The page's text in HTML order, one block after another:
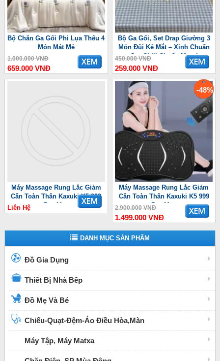
Bộ Chăn Ga Gối Phi Lụa Thêu 4
Món Mát Mẻ
1.000.000 VNĐ
659.000 VNĐ
Bộ Ga Gối, Set Drap Giường 3
Món Đũi Kẻ Mắt – Xinh Chuẩn
Gu, Chill Chuẩn Mood
450.000 VNĐ
259.000 VNĐ
Máy Massage Rung Lắc Giảm
Cân Toàn Thân Kaxuki K5 999
Pro Max
Liên Hệ
-48%
Máy Massage Rung Lắc Giảm
Cân Toàn Thân Kaxuki K5 999
Pro Max
2.900.000 VNĐ
1.499.000 VNĐ
DANH MỤC SẢN PHẨM
Đồ Gia Dụng
Thiết Bị Nhà Bếp
Đồ Mẹ Và Bé
Chiếu-Quạt-Đệm-Áo Điều Hòa,Màn
Máy Tập, Máy Matxa